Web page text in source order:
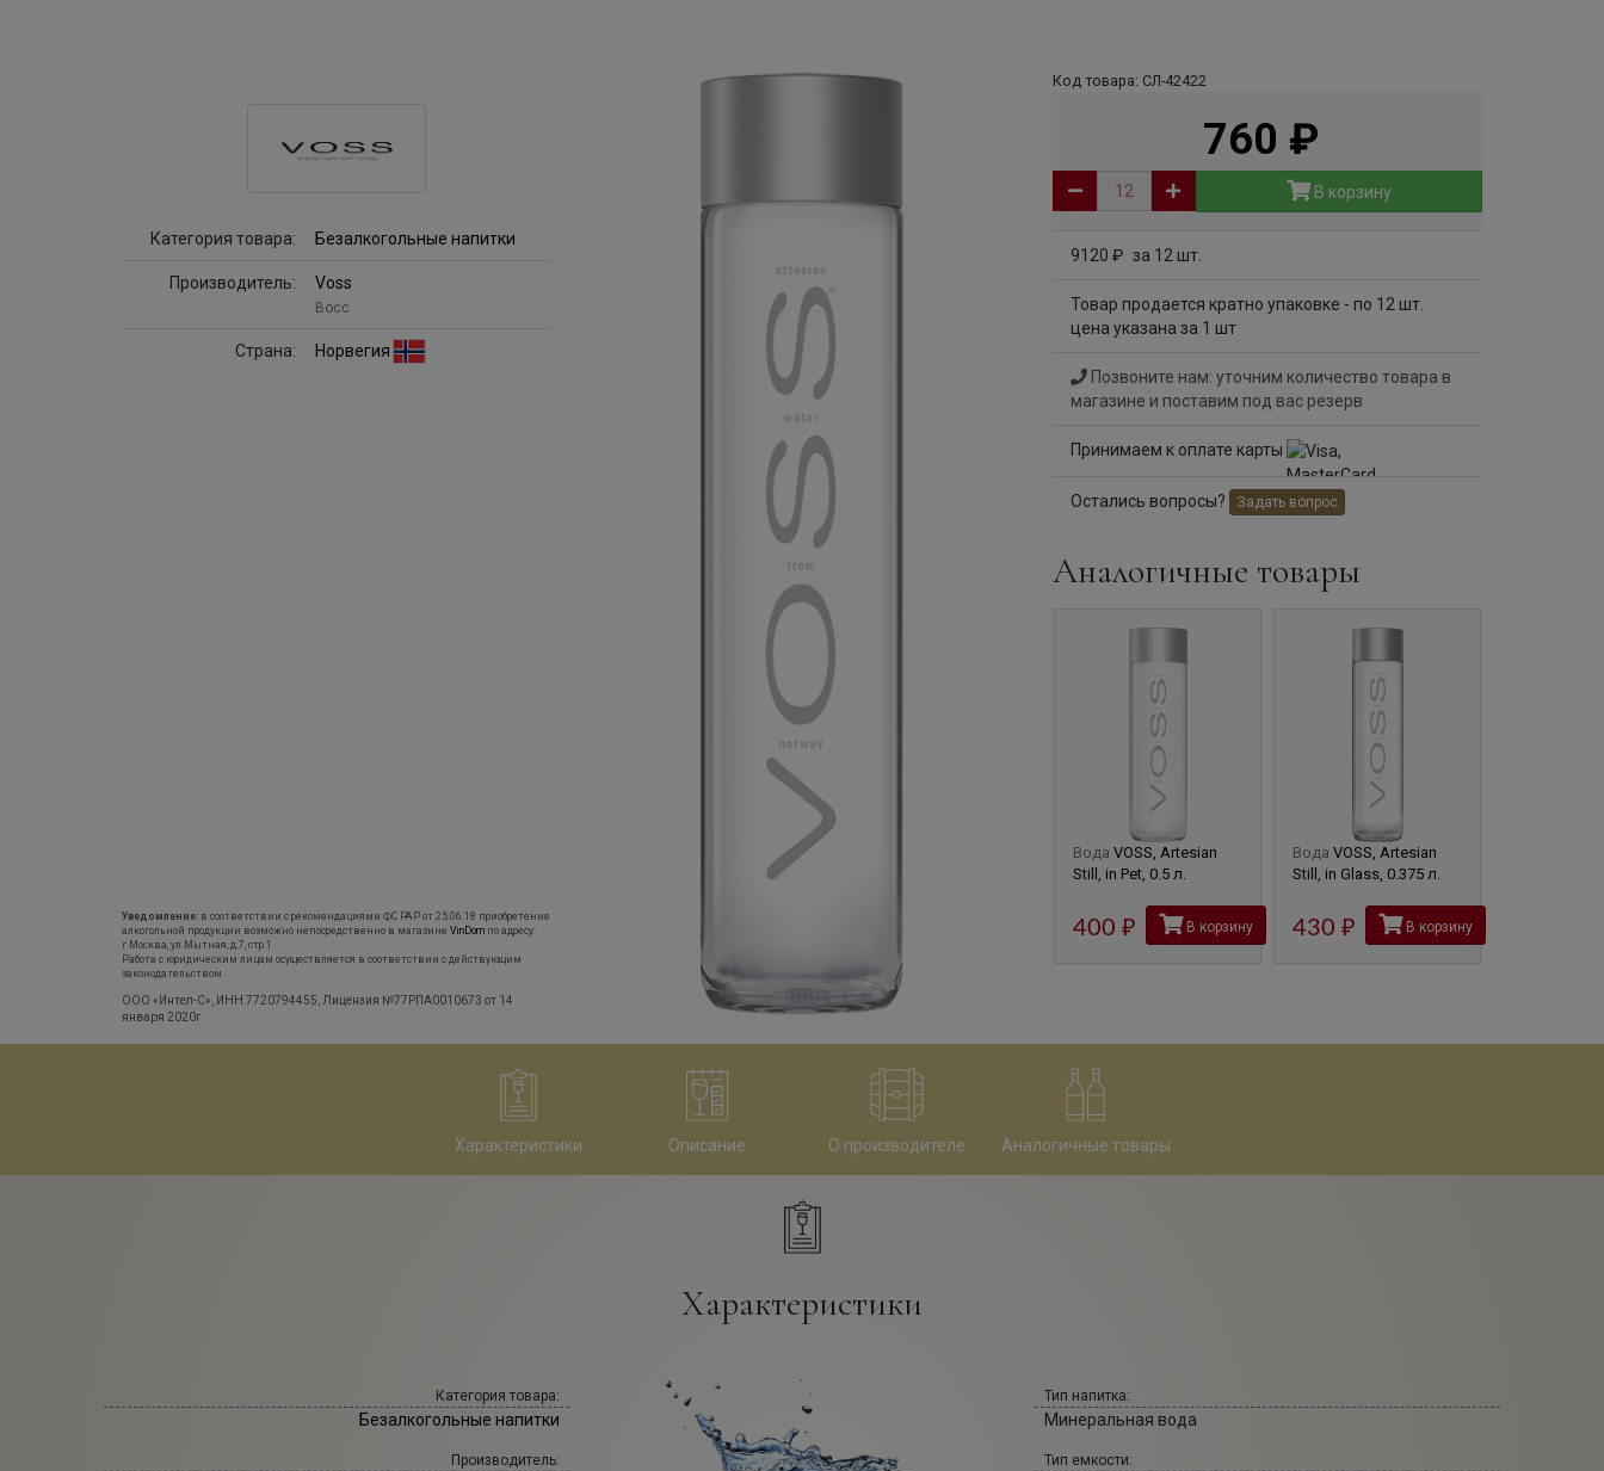
Код товара: СЛ-42422
760
В корзину
9120 руб
за 12 шт.
Товар продается кратно упаковке - по 12 шт.
цена указана за 1 шт
Позвоните нам: уточним количество товара в
магазине и поставим под вас резерв
Принимаем к оплате карты
Остались вопросы? Задать вопрос
Аналогичные товары
VOSS, Strawberry-
Ginger, in Pet, 0.33 л.
Вода VOSS, Artesian
Still, in Pet, 0.5 л.
400 рубВ корзину
Вода VOSS, Artesian
Still, in Glass, 0.375 л.
430 рубВ корзину
Категория товара: Безалкогольные напитки
Производитель: Voss
Восс
Страна: Норвегия
Уведомление: в соответствии с рекомендациями ФС РАР от 25.06.18 приобретение
алкогольной продукции возможно непосредственно в магазине VinDom по адресу:
г.Москва, ул.Мытная, д.7, стр.1
Работа с юридическим лицам осуществляется в соответствии с действующим
законодательством.
ООО «Интел-С», ИНН 7720794455, Лицензия №77РПА0010673 от 14
января 2020г.
Характеристики Описание О производителе Аналогичные товары
Характеристики
Категория товара:
Безалкогольные напитки
Производитель:
Тип напитка:
Минеральная вода
Тип емкости: